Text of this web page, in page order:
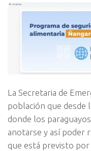
La Secretaria de
población que desde
donde los
anotarse y así poder
que está previsto